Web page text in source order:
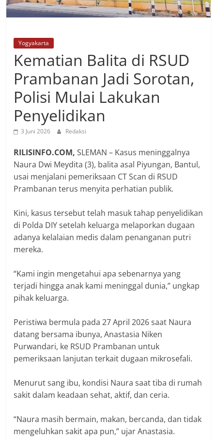
Yogyakarta
Kematian Balita di RSUD
Prambanan Jadi Sorotan,
Polisi Mulai Lakukan
Penyelidikan
3 Juni 2026 Redaksi
RILISINFO.COM,SLEMAN – Kasus meninggalnya
Naura Dwi Meydita (3), balita asal Piyungan, Bantul,
usai menjalani pemeriksaan CT Scan di RSUD
Prambanan terus menyita perhatian publik.
Kini, kasus tersebut telah masuk tahap penyelidikan
di Polda DIY setelah keluarga melaporkan dugaan
adanya kelalaian medis dalam penanganan putri
mereka.
“Kami ingin mengetahui apa sebenarnya yang
terjadi hingga anak kami meninggal dunia,” ungkap
pihak keluarga.
Peristiwa bermula pada 27 April 2026 saat Naura
datang bersama ibunya, Anastasia Niken
Purwandari, ke RSUD Prambanan untuk
pemeriksaan lanjutan terkait dugaan mikrosefali.
Menurut sang ibu, kondisi Naura saat tiba di rumah
sakit dalam keadaan sehat, aktif, dan ceria.
“Naura masih bermain, makan, bercanda, dan tidak
mengeluhkan sakit apa pun,” ujar Anastasia.